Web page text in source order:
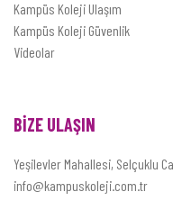
Kampüs Koleji Ulaşım
Kampüs Koleji Güvenlik
Videolar
BİZE ULAŞIN
Yeşilevler Mahallesi, Selçuklu
info@kampuskoleji.com.tr